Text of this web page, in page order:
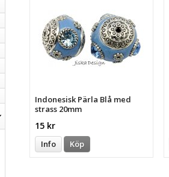
Indonesisk Pärla Blå med
strass 20mm
15 kr
Info Köp